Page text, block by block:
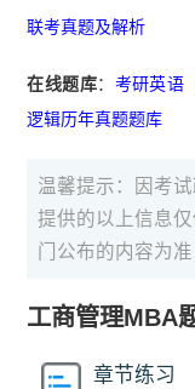
联考真题及解析
在线题库： 考研英语
逻辑历年真题题库
温馨提示：因考
提供的以上信息
门公布的内容为准
工商管理MBA
章节练习